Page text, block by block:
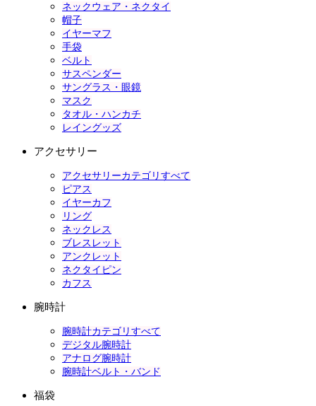
ネックウェア・ネクタイ
帽子
イヤーマフ
手袋
ベルト
サスペンダー
サングラス・眼鏡
マスク
タオル・ハンカチ
レイングッズ
アクセサリー
アクセサリーカテゴリすべて
ピアス
イヤーカフ
リング
ネックレス
ブレスレット
アンクレット
ネクタイピン
カフス
腕時計
腕時計カテゴリすべて
デジタル腕時計
アナログ腕時計
腕時計ベルト・バンド
福袋